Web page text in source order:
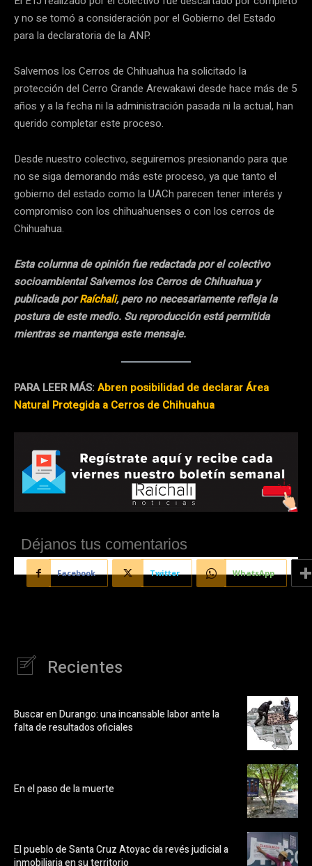
y no se tomó a consideración por el Gobierno del Estado
para la declaratoria de la ANP.
Salvemos los Cerros de Chihuahua ha solicitado la
protección del Cerro Grande Arewakawi desde hace más de 5
años y a la fecha ni la administración pasada ni la actual, han
querido completar este proceso.
Desde nuestro colectivo, seguiremos presionando para que
no se siga demorando más este proceso, ya que tanto el
gobierno del estado como la UACh parecen tener interés y
compromiso con los chihuahuenses o con los cerros de
Chihuahua.
Esta columna de opinión fue redactada por el colectivo
socioambiental Salvemos los Cerros de Chihuahua y
publicada porRaíchali, pero no necesariamente refleja la
postura de este medio. Su reproducción está permitida
mientras se mantenga este mensaje.
PARA LEER MÁS:Abren posibilidad de declarar Área
Natural Protegida a Cerros de Chihuahua
Déjanos tus comentarios
Facebook Twitter WhatsApp
Recientes
Buscar en Durango: una incansable labor ante la
falta de resultados oficiales
En el paso de la muerte
El pueblo de Santa Cruz Atoyac da revés judicial a
inmobiliaria en su territorio